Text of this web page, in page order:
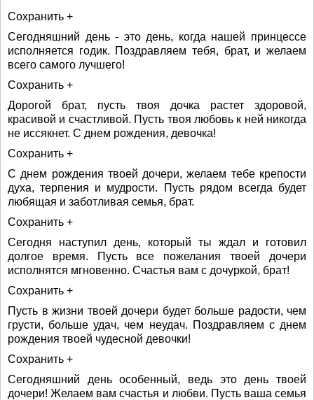
Сохранить +
Сегодняшний день - это день, когда нашей принцессе
исполняется годик. Поздравляем тебя, брат, и желаем
всего самого лучшего!
Сохранить +
Дорогой брат, пусть твоя дочка растет здоровой,
красивой и счастливой. Пусть твоя любовь к ней никогда
не иссякнет. С днем рождения, девочка!
Сохранить +
С днем рождения твоей дочери, желаем тебе крепости
духа, терпения и мудрости. Пусть рядом всегда будет
любящая и заботливая семья, брат.
Сохранить +
Сегодня наступил день, который ты ждал и готовил
долгое время. Пусть все пожелания твоей дочери
исполнятся мгновенно. Счастья вам с дочуркой, брат!
Сохранить +
Пусть в жизни твоей дочери будет больше радости, чем
грусти, больше удач, чем неудач. Поздравляем с днем
рождения твоей чудесной девочки!
Сохранить +
Сегодняшний день особенный, ведь это день твоей
дочери! Желаем вам счастья и любви. Пусть ваша семья